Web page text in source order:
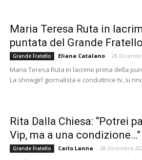
Maria Teresa Ruta in
puntata del Grande
Grande Fratello Eliana Catalano - 28
Maria Teresa Ruta in lacrime prima della
La showgirl giornalista e conduttrice tv, si
Rita Dalla Chiesa: “Potrei
Vip, ma a una condizione…”
Grande Fratello Carlo Lanna - 28 Dicembre